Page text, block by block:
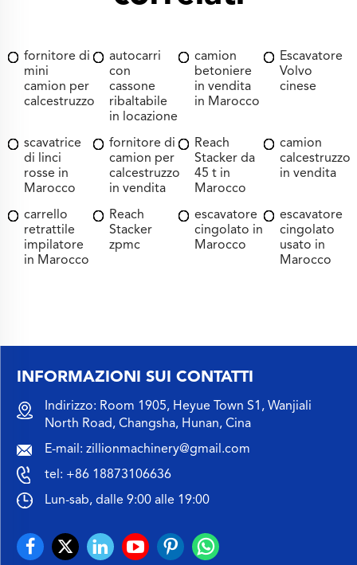
fornitore di
mini
camion per
calcestruzzo
autocarri
con
cassone
ribaltabile
in locazione
camion
betoniere
in vendita
in Marocco
Escavatore
Volvo
cinese
scavatrice
di linci
rosse in
Marocco
fornitore di
camion per
calcestruzzo
in vendita
Reach
Stacker da
45 t in
Marocco
camion
calcestruzzo
in vendita
carrello
retrattile
impilatore
in Marocco
Reach
Stacker
zpmc
escavatore
cingolato in
Marocco
escavatore
cingolato
usato in
Marocco
INFORMAZIONI SUI CONTATTI
Indirizzo: Room 1905, Heyue Town S1, Wanjiali
North Road, Changsha, Hunan, Cina
E-mail:zillionmachinery@gmail.com
tel: +86 18873106636
Lun-sab, dalle 9:00 alle 19:00